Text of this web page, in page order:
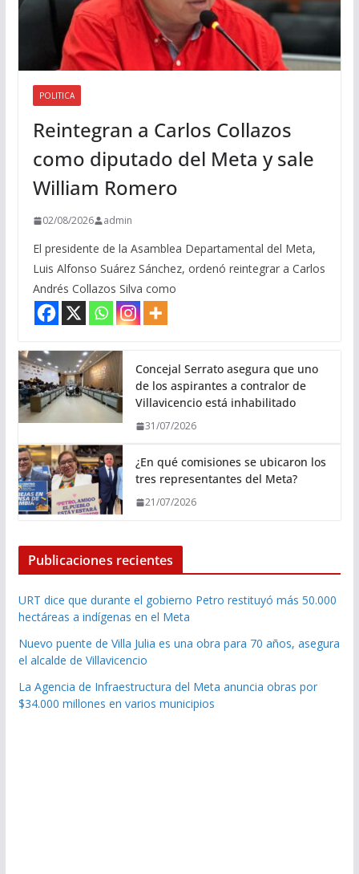
POLITICA
Reintegran a Carlos Collazos
como diputado del Meta y sale
William Romero
02/08/2026 admin
El presidente de la Asamblea Departamental del Meta,
Luis Alfonso Suárez Sánchez, ordenó reintegrar a Carlos
Andrés Collazos Silva como
Concejal Serrato asegura que uno
de los aspirantes a contralor de
Villavicencio está inhabilitado
31/07/2026
¿En qué comisiones se ubicaron los
tres representantes del Meta?
21/07/2026
Publicaciones recientes
URT dice que durante el gobierno Petro restituyó más 50.000
hectáreas a indígenas en el Meta
Nuevo puente de Villa Julia es una obra para 70 años, asegura
el alcalde de Villavicencio
La Agencia de Infraestructura del Meta anuncia obras por
$34.000 millones en varios municipios